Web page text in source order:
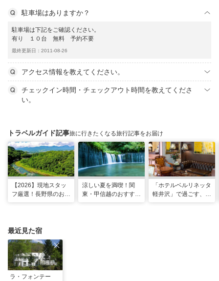
駐車場はありますか？
駐車場は下記をご確認ください。
有り １０台 無料 予約不要
最終更新日：2011-08-26
アクセス情報を教えてください。
チェックイン時間・チェックアウト時間を教えてくださ
い。
トラベルガイド記事旅に行きたくなる旅行記事をお届け
【2026】現地スタッ
フ厳選！長野県のおす
涼しい夏を満喫！関
東・甲信越のおすすめ
「ホテルベルリネッタ
軽井沢」で過ごす、ア
最近見た宿
ラ・フォンテー